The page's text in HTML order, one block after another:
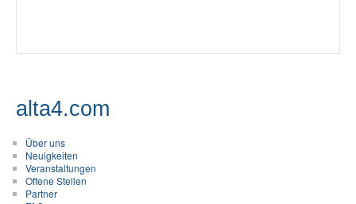
alta4.com
Über uns
Neuigkeiten
Veranstaltungen
Offene Stellen
Partner